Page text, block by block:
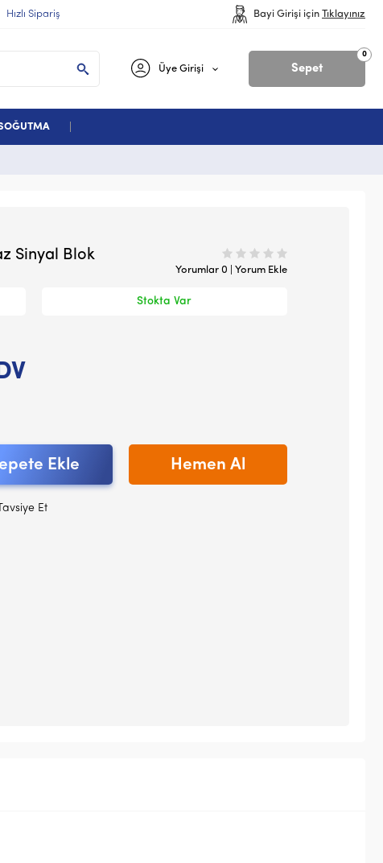
Hızlı Sipariş Bayi Girişi için Tıklayınız
Sepet
0
Üye Girişi
Sinyal Blok
Yorumlar 0 | Yorum Ekle
Stokta Var
Ekle Hemen Al
Tavsiye Et